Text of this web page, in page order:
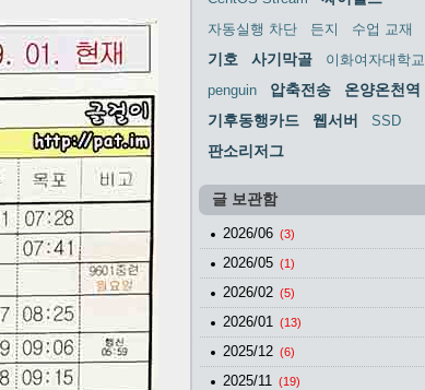
자동실행 차단 든지 수업 교재
기호 사기막골
이화여자대학교
penguin
압축전송
온양온천역
기후동행카드
웹서버 SSD
판소리저그
글 보관함
2026/06 (3)
2026/05 (1)
2026/02 (5)
2026/01 (13)
2025/12 (6)
2025/11 (19)